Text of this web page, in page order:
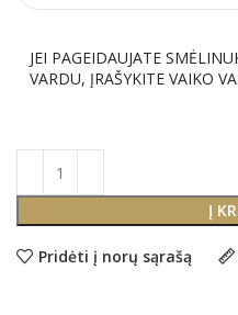
JEI PAGEIDAUJATE
VARDU, ĮRAŠYKITE VAIKO
Į
Pridėti į norų sąrašą